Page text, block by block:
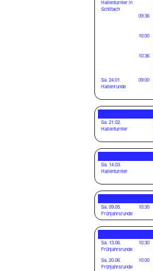
Hallenturnier in
Schiltach
09:36
10:00
10:36
Sa. 24.01.
Hallenrunde
09:00
Sa. 21.02.
Hallenturnier
Sa. 14.03.
Hallenturnier
Sa. 09.05.
Frühjahrsrunde
10:30
Sa. 13.06.
Frühjahrsrunde
10:30
Sa. 20.06.
Frühjahrsrunde
10:00